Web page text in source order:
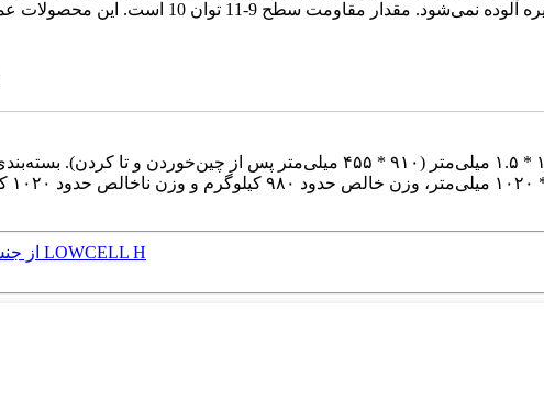
تخته پشتی فومی محافظ پلی پروپیلن (PP) از جنس LOWCELL H